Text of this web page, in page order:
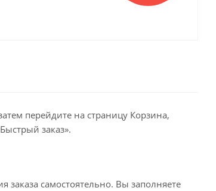
перейдите на страницу Корзина,
заказ».
самостоятельно. Вы заполняете